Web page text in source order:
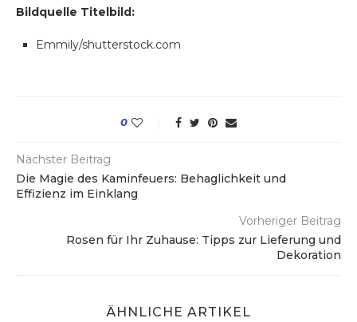
Bildquelle Titelbild:
Emmily/shutterstock.com
0
Nächster Beitrag
Die Magie des Kaminfeuers: Behaglichkeit und
Effizienz im Einklang
Vorheriger Beitrag
Rosen für Ihr Zuhause: Tipps zur Lieferung und
Dekoration
ÄHNLICHE ARTIKEL